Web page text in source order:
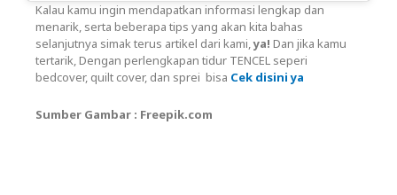
Kalau kamu ingin mendapatkan informasi lengkap dan
menarik, serta beberapa tips yang akan kita bahas
selanjutnya simak terus artikel dari kami,ya! Dan jika kamu
tertarik, Dengan perlengkapan tidur TENCEL seperi
bedcover, quilt cover, dan sprei bisa Cek disini ya
Sumber Gambar : Freepik.com